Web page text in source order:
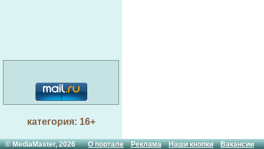
категория: 16+
© MediaMaster, 2026О портале Реклама Наши кнопки Вакансии